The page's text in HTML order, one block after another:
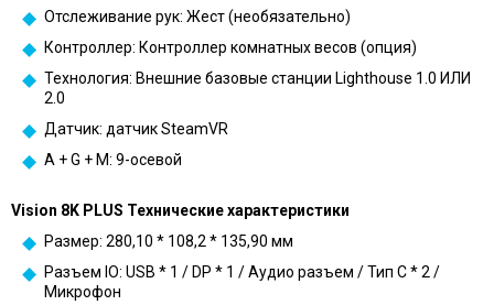
Отслеживание рук: Жест (необязательно)
Контроллер: Контроллер комнатных весов (опция)
Технология: Внешние базовые станции Lighthouse 1.0 ИЛИ
2.0
Датчик: датчик SteamVR
A + G + M: 9-осевой
Vision 8K PLUS Технические характеристики
Размер: 280,10 * 108,2 * 135,90 мм
Разъем IO: USB * 1 / DP * 1 / Аудио разъем / Тип C * 2 /
Микрофон